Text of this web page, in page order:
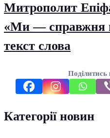
Митрополит
«Ми — справжня
текст слова
Поділитись
Категорії новин